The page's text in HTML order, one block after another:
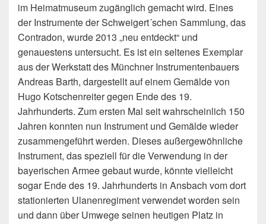
im Heimatmuseum zugänglich gemacht wird. Eines
der Instrumente der Schweigert´schen Sammlung, das
Contradon, wurde 2013 „neu entdeckt“ und
genauestens untersucht. Es ist ein seltenes Exemplar
aus der Werkstatt des Münchner Instrumentenbauers
Andreas Barth, dargestellt auf einem Gemälde von
Hugo Kotschenreiter gegen Ende des 19.
Jahrhunderts. Zum ersten Mal seit wahrscheinlich 150
Jahren konnten nun Instrument und Gemälde wieder
zusammengeführt werden. Dieses außergewöhnliche
Instrument, das speziell für die Verwendung in der
bayerischen Armee gebaut wurde, könnte vielleicht
sogar Ende des 19. Jahrhunderts in Ansbach vom dort
stationierten Ulanenregiment verwendet worden sein
und dann über Umwege seinen heutigen Platz in